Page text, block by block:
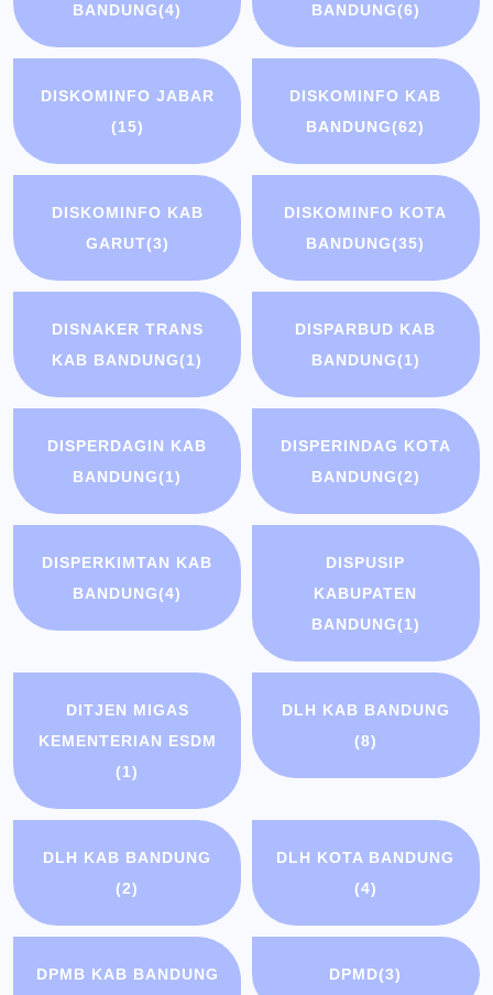
BANDUNG(4)
BANDUNG(6)
DISKOMINFO JABAR
(15)
DISKOMINFO KAB
BANDUNG(62)
DISKOMINFO KAB
GARUT(3)
DISKOMINFO KOTA
BANDUNG(35)
DISNAKER TRANS
KAB BANDUNG(1)
DISPARBUD KAB
BANDUNG(1)
DISPERDAGIN KAB
BANDUNG(1)
DISPERINDAG KOTA
BANDUNG(2)
DISPERKIMTAN KAB
BANDUNG(4)
DISPUSIP
KABUPATEN
BANDUNG(1)
DITJEN MIGAS
KEMENTERIAN ESDM
(1)
DLH KAB BANDUNG
(8)
DLH KAB BANDUNG
(2)
DLH KOTA BANDUNG
(4)
DPMB KAB BANDUNG
DPMD(3)